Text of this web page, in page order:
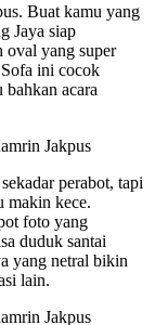
Buat kamu yang
Jaya siap
oval yang super
ini cocok
bahkan acara
perabot, tapi
makin kece.
foto yang
duduk santai
yang netral bikin
lain.